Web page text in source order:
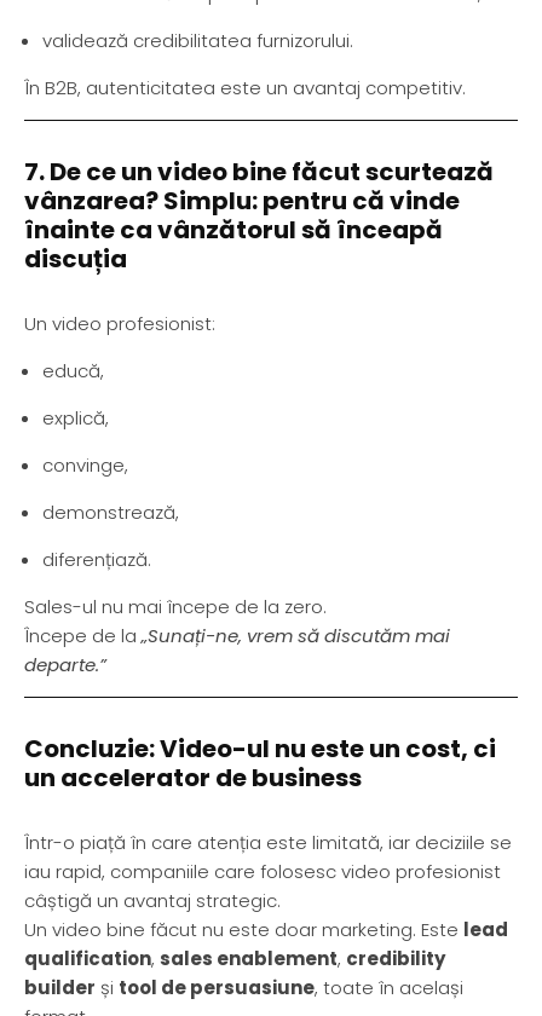
validează credibilitatea furnizorului.
În B2B, autenticitatea este un avantaj competitiv.
7. De ce un video bine făcut scurtează
vânzarea? Simplu: pentru că vinde
înainte ca vânzătorul să înceapă
discuția
Un video profesionist:
educă,
explică,
convinge,
demonstrează,
diferențiază.
Sales-ul nu mai începe de la zero.
Începe de la„Sunați-ne, vrem să discutăm mai
departe.”
Concluzie: Video-ul nu este un cost, ci
un accelerator de business
Într-o piață în care atenția este limitată, iar deciziile se
iau rapid, companiile care folosesc video profesionist
câștigă un avantaj strategic.
Un video bine făcut nu este doar marketing. Este lead
qualification, sales enablement, credibility
builder și tool de persuasiune, toate în același